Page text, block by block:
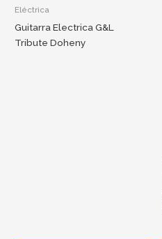
Eléctrica
Guitarra Electrica G&L
Tribute Doheny